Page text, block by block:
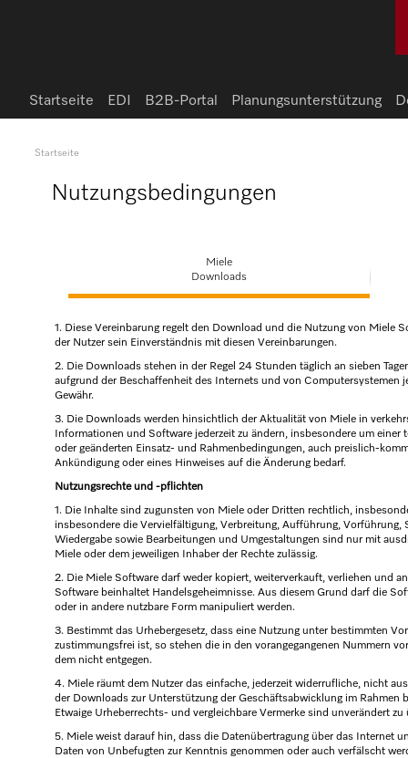
Startseite
Nutzungsbedingungen
Miele
Downloads
1. Diese Vereinbarung regelt den Download und die Nutzung von Miele
der Nutzer sein Einverständnis mit diesen Vereinbarungen.
2. Die Downloads stehen in der Regel 24 Stunden täglich an sieben
aufgrund der Beschaffenheit des Internets und von Computersystemen
Gewähr.
3. Die Downloads werden hinsichtlich der Aktualität von Miele in
Informationen und Software jederzeit zu ändern, insbesondere um
oder geänderten Einsatz- und Rahmenbedingungen, auch preislich-
Ankündigung oder eines Hinweises auf die Änderung bedarf.
Nutzungsrechte und -pflichten
1. Die Inhalte sind zugunsten von Miele oder Dritten rechtlich,
insbesondere die Vervielfältigung, Verbreitung, Aufführung, Vorführung,
Wiedergabe sowie Bearbeitungen und Umgestaltungen sind nur mit
Miele oder dem jeweiligen Inhaber der Rechte zulässig.
2. Die Miele Software darf weder kopiert, weiterverkauft, verliehen und
Software beinhaltet Handelsgeheimnisse. Aus diesem Grund darf die
oder in andere nutzbare Form manipuliert werden.
3. Bestimmt das Urhebergesetz, dass eine Nutzung unter bestimmten
zustimmungsfrei ist, so stehen die in den vorangegangenen Nummern
dem nicht entgegen.
4. Miele räumt dem Nutzer das einfache, jederzeit widerrufliche, nicht
der Downloads zur Unterstützung der Geschäftsabwicklung im Rahmen
Etwaige Urheberrechts- und vergleichbare Vermerke sind unverändert zu
5. Miele weist darauf hin, dass die Datenübertragung über das Internet
Daten von Unbefugten zur Kenntnis genommen oder auch verfälscht
Startseite EDI B2B-Portal Planungsunterstützung